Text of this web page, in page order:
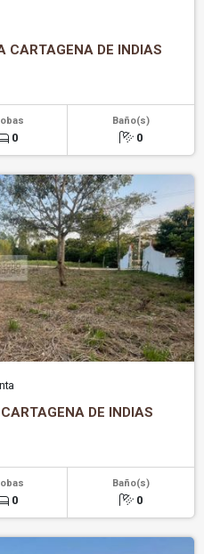
CARTAGENA DE INDIAS
0
Baño(s)
0
DE INDIAS
0
Baño(s)
0